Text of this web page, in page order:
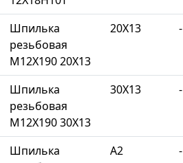
Шпилька
резьбовая
М12Х190 20Х13
20Х13 -
Шпилька
резьбовая
М12Х190 30Х13
30Х13 -
Шпилька
A2 -